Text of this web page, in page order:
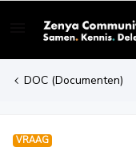
DOC (Documenten)
VRAAG